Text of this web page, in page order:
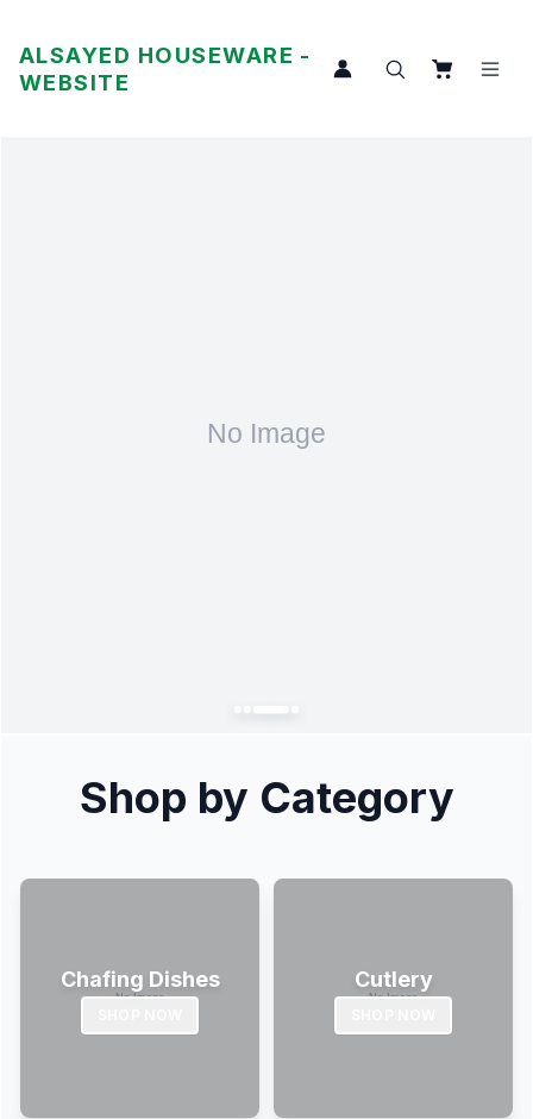
ALSAYED HOUSEWARE -
WEBSITE
Shop by Category
Chafing Dishes Cutlery